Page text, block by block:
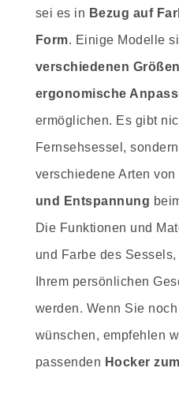
sei es in Bezug auf
Form. Einige Modelle
verschiedenen Größen
ergonomische
ermöglichen. Es gibt
Fernsehsessel,
verschiedene Arten
und Entspannung
Die Funktionen und
und Farbe des
Ihrem persönlichen
werden. Wenn Sie
wünschen, empfehlen
passenden Hocker